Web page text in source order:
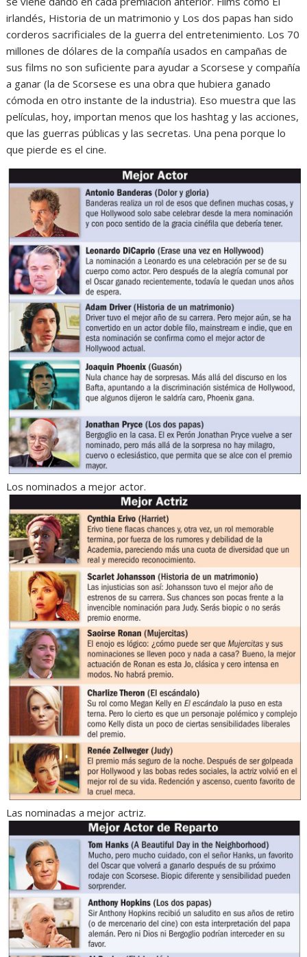
irlandés, Historia de un matrimonio y Los dos papas han sido
corderos sacrificiales de la guerra del entretenimiento. Los 70
millones de dólares de la compañía usados en campañas de
sus films no son suficiente para ayudar a Scorsese y compañía
a ganar (la de Scorsese es una obra que hubiera ganado
cómoda en otro instante de la industria). Eso muestra que las
películas, hoy, importan menos que los hashtag y las acciones,
que las guerras públicas y las secretas. Una pena porque lo
que pierde es el cine.
Los nominados a mejor actor.
Las nominadas a mejor actriz.